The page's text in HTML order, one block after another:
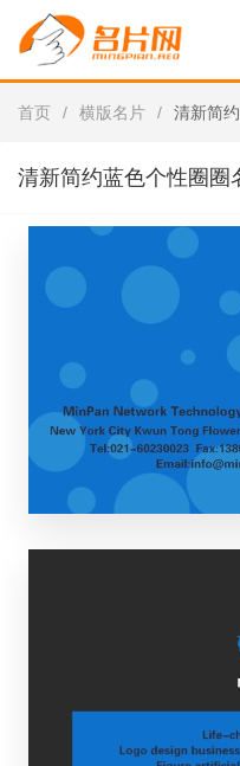
首页 / 横版名片 / 清新简
清新简约蓝色个性圈圈